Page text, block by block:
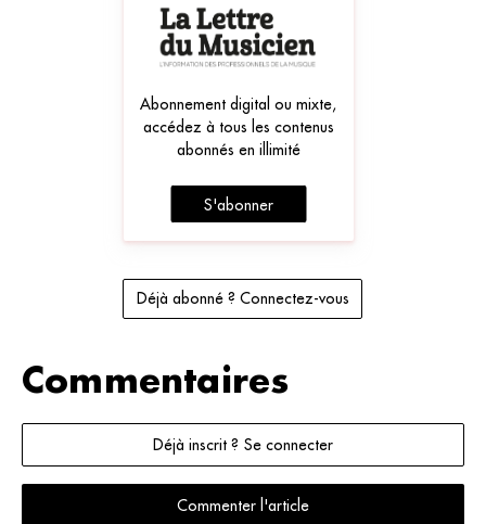
Abonnement digital ou mixte,
accédez à tous les contenus
abonnés en illimité
S'abonner
Déjà abonné ? Connectez-vous
Commentaires
Déjà inscrit ? Se connecter
Commenter l'article